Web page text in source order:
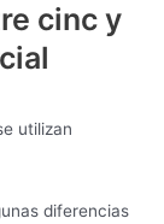
cinc y
utilizan
diferencias